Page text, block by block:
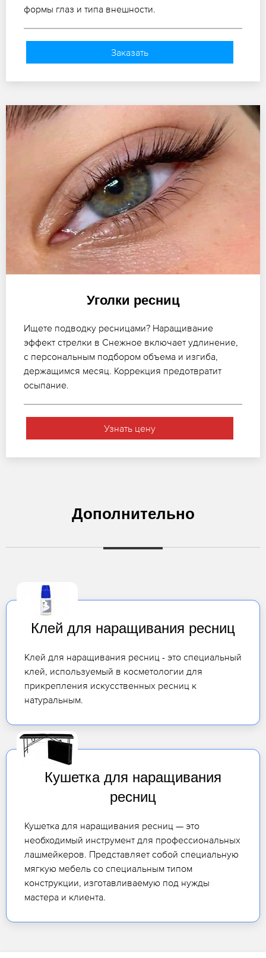
формы глаз и типа внешности.
Заказать
Уголки ресниц
Ищете подводку ресницами? Наращивание
эффект стрелки в Снежное включает удлинение,
с персональным подбором объема и изгиба,
держащимся месяц. Коррекция предотвратит
осыпание.
Узнать цену
Дополнительно
Клей для наращивания ресниц
Клей для наращивания ресниц - это специальный
клей, используемый в косметологии для
прикрепления искусственных ресниц к
натуральным.
Кушетка для наращивания
ресниц
Кушетка для наращивания ресниц — это
необходимый инструмент для профессиональных
лашмейкеров. Представляет собой специальную
мягкую мебель со специальным типом
конструкции, изготавливаемую под нужды
мастера и клиента.